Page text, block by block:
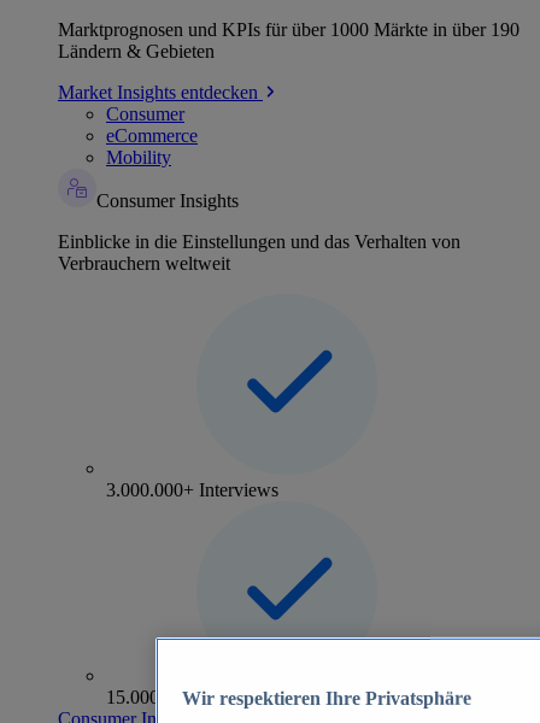
Marktprognosen und KPIs für über 1000 Märkte in über 190
Ländern & Gebieten
Market Insights entdecken
Consumer
eCommerce
Mobility
Consumer Insights
Einblicke in die Einstellungen und das Verhalten von
Verbrauchern weltweit
3.000.000+ Interviews
15.000+ Marken
Consumer Insights entdecken
Wir respektieren Ihre Privatsphäre